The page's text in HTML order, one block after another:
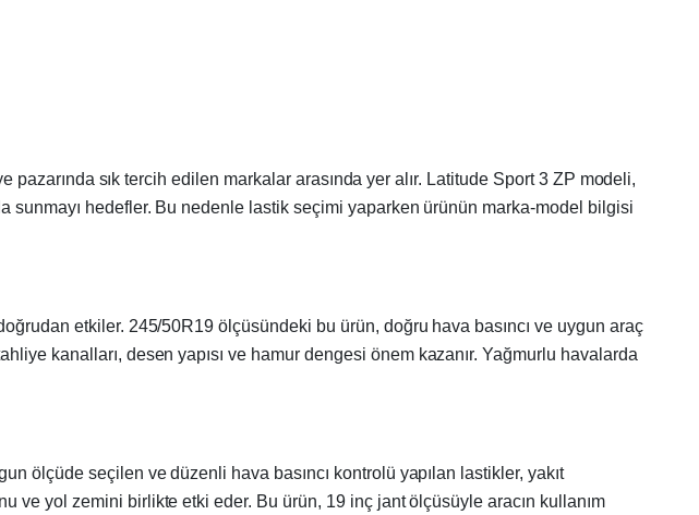
pazarında sık tercih edilen markalar arasında yer alır. Latitude Sport 3 ZP modeli,
sunmayı hedefler. Bu nedenle lastik seçimi yaparken ürünün marka-model bilgisi
etkiler. 245/50R19 ölçüsündeki bu ürün, doğru hava basıncı ve uygun araç
kanalları, desen yapısı ve hamur dengesi önem kazanır. Yağmurlu havalarda
ölçüde seçilen ve düzenli hava basıncı kontrolü yapılan lastikler, yakıt
ve yol zemini birlikte etki eder. Bu ürün, 19 inç jant ölçüsüyle aracın kullanım